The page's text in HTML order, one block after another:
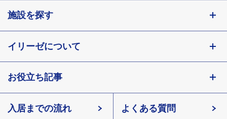
施設を探す
東京都
埼玉県
北海道 宮城県
イリーゼについて
会社概要
有料老人ホームイリーゼとは
お役立ち記事
知っておきたい介護の知識
入居までの流れ よくある質問